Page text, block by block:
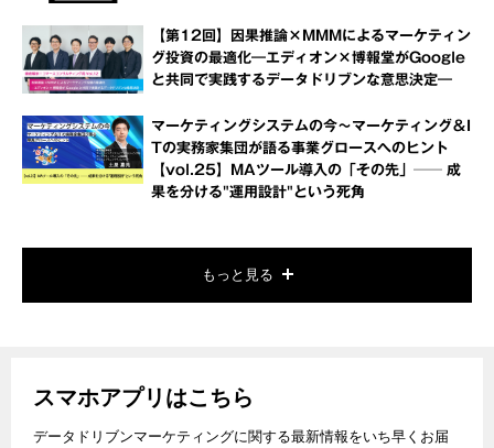
【第12回】因果推論×MMMによるマーケティン
グ投資の最適化―エディオン×博報堂がGoogle
と共同で実践するデータドリブンな意思決定―
マーケティングシステムの今～マーケティング＆I
Tの実務家集団が語る事業グロースへのヒント
【vol.25】MAツール導入の「その先」── 成
果を分ける"運用設計"という死角
もっと見る
スマホアプリはこちら
データドリブンマーケティングに関する最新情報をいち早くお届